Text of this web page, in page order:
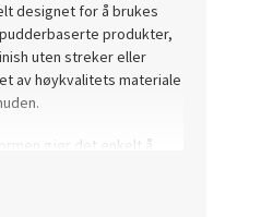
designet for å brukes
produkter,
uten streker eller
av høykvalitets materiale
gjør det enkelt å
områder som rundt
Puffene absorberer